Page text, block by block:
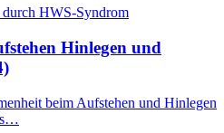
Hinlegen und
beim Aufstehen und Hinlegen